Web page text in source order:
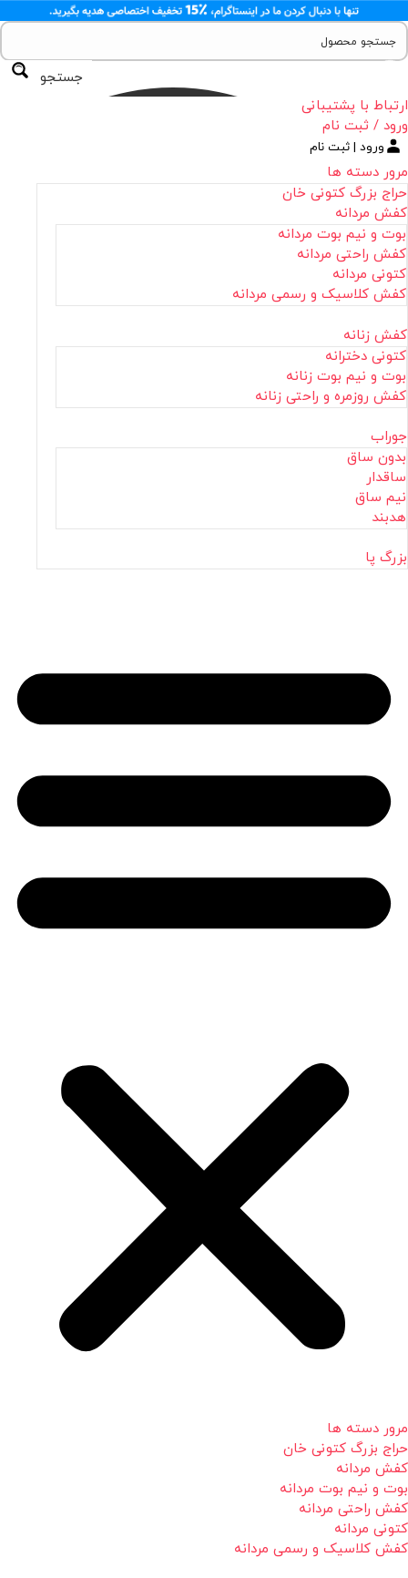
جستجو
ارتباط با پشتیبانی
ورود / ثبت نام
ورود | ثبت نام
مرور دسته ها
حراج بزرگ کتونی خان
کفش مردانه
بوت و نیم بوت مردانه
کفش راحتی مردانه
کتونی مردانه
کفش کلاسیک و رسمی مردانه
کفش زنانه
کتونی دخترانه
بوت و نیم بوت زنانه
کفش روزمره و راحتی زنانه
جوراب
بدون ساق
ساقدار
نیم ساق
هدبند
بزرگ پا
مرور دسته ها
حراج بزرگ کتونی خان
کفش مردانه
بوت و نیم بوت مردانه
کفش راحتی مردانه
کتونی مردانه
کفش کلاسیک و رسمی مردانه